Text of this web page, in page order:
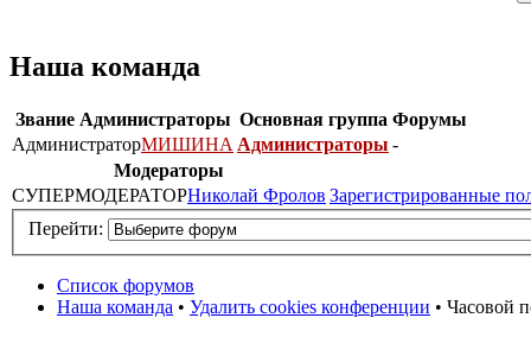
Наша команда
Звание Администраторы Основная группа Форумы
АдминистраторМИШИНА Администраторы -
Модераторы
СУПЕРМОДЕРАТОРНиколай Фролов Зарегистрированные
Перейти:
Список форумов
Наша команда • Удалить cookies конференции • Часовой